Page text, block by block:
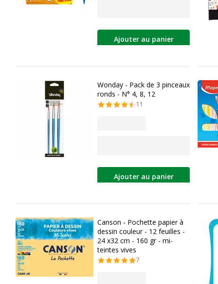
Ajouter au panier
Wonday - Pack de 3 pinceaux
ronds - N° 4, 8, 12
11
Ajouter au panier
Canson - Pochette papier à
dessin couleur - 12 feuilles -
24 x32 cm - 160 gr - mi-
teintes vives
7